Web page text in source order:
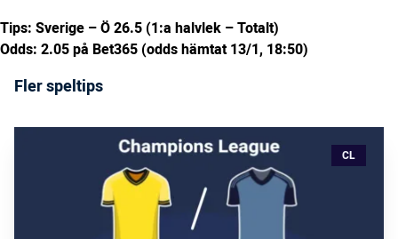
Tips: Sverige – Ö 26.5 (1:a halvlek – Totalt)
Odds: 2.05 på Bet365 (odds hämtat 13/1, 18:50)
Fler speltips
CL